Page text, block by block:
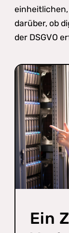
darüber, ob
der DSGVO
Ein